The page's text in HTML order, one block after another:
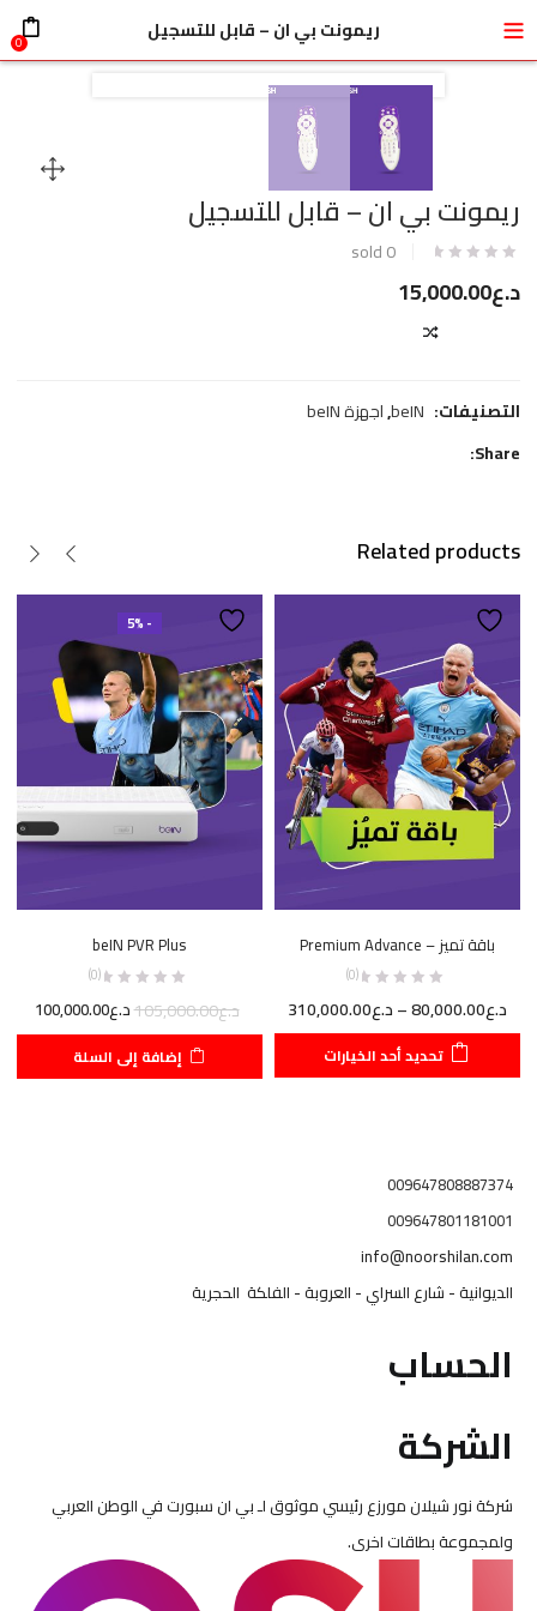
قبل اجراء أي عملية شراء الرجاء التفضل بالتواصل معنا عبر
ريمونت بي ان – قابل للتسجيل 0
ريمونت بي ان – قابل للتسجيل
0
sold
د.ع15,000.00
التصنيفات: beIN
,اجهزة beIN
Share:
Related products
- 5%
beIN PVR Plus
(0)
د.ع105,000.00السعر
الأصلي
هو:
د.ع100,000.00
إضافة إلى السلة
باقة تميز – Premium Advance
(0)
د.ع80,000.00
–د.ع310,000.00
السعر:
تحديد أحد الخيارات
009647808887374
009647801181001
info@noorshilan.com
الديوانية - شارع السراي - العروبة - الفلكة الحجرية
الحساب
الشركة
شركة نور شيلان مورزع رئيسي موثوق لـ بي ان سبورت في الوطن العربي
ولمجموعة بطاقات اخرى.